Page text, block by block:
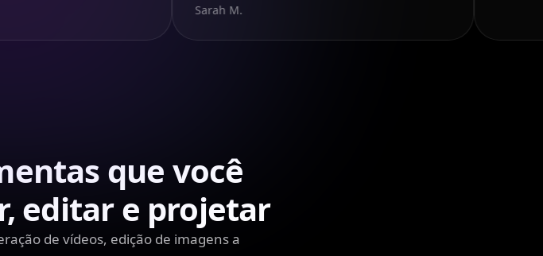
que você
editar e projetar
de vídeos, edição de imagens a